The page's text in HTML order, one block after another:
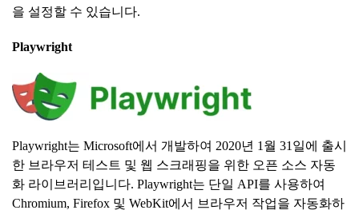
을 설정할 수 있습니다.
Playwright
Playwright는 Microsoft에서 개발하여 2020년 1월 31일에 출시
한 브라우저 테스트 및 웹 스크래핑을 위한 오픈 소스 자동
화 라이브러리입니다. Playwright는 단일 API를 사용하여
Chromium, Firefox 및 WebKit에서 브라우저 작업을 자동화하